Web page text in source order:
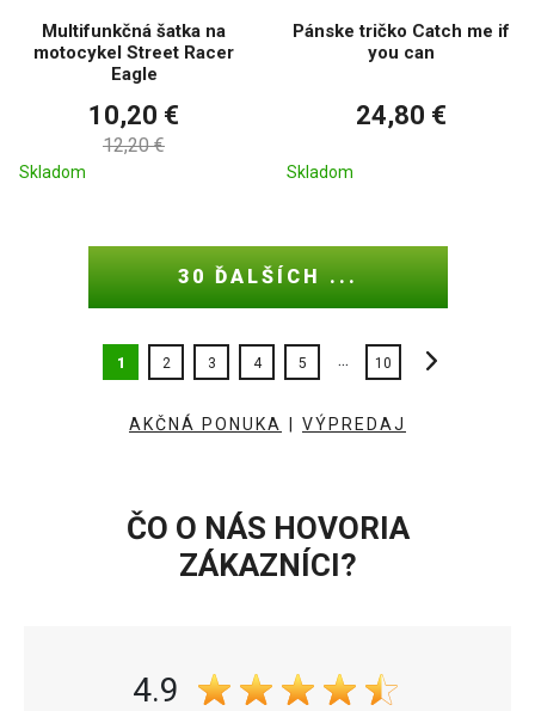
Multifunkčná šatka na
motocykel Street Racer
Eagle
10,20 €
12,20 €
Skladom
Pánske tričko Catch me if
you can
24,80 €
Skladom
30 ĎALŠÍCH ...
1 2 3 4 5 ... 10
AKČNÁ PONUKA VÝPREDAJ
ČO O NÁS HOVORIA
ZÁKAZNÍCI?
4.9